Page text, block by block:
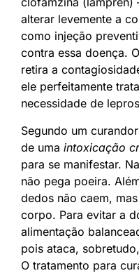
alterar levemente a
como injeção
contra essa doença.
retira a
ele perfeitamente
necessidade de
Segundo um
de uma intoxicação
para se manifestar.
não pega poeira.
dedos não caem,
corpo. Para evitar a
alimentação
pois ataca,
O tratamento para